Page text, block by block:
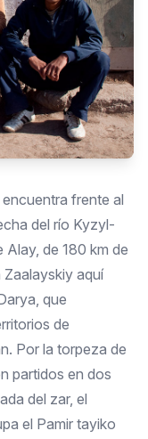
frente al
del río Kyzyl-
de 180 km de
Zaalayskiy aquí
que
de
Por la torpeza de
partidos en dos
del zar, el
el Pamir tayiko